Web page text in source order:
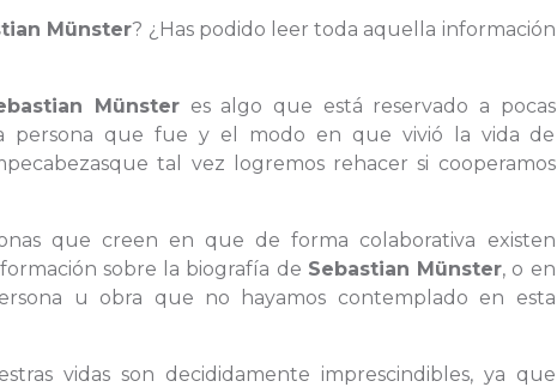
Münster? ¿Has podido leer toda aquella información
Münsteres algo que está reservado a pocas
persona que fue y el modo en que vivió la vida de
tal vez logremos rehacer si cooperamos
que creen en que de forma colaborativa existen
sobre la biografía de Sebastian Münster, o en
u obra que no hayamos contemplado en esta
vidas son decididamente imprescindibles, ya que